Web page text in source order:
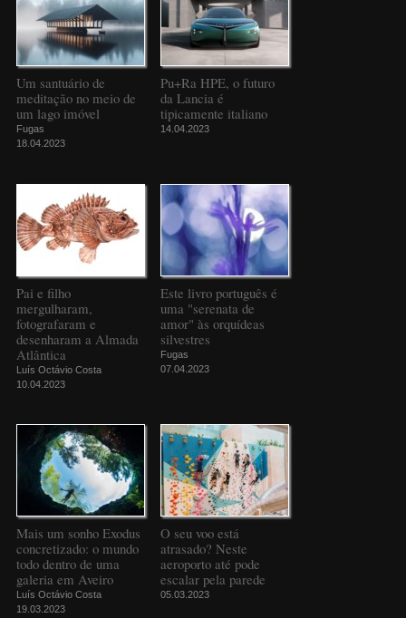
Um santuário de
meditação no meio de
um lago imóvel
Fugas
18.04.2023
Pu+Ra HPE, o futuro
da Lancia é
tipicamente italiano
14.04.2023
Pai e filho
mergulharam,
fotografaram e
desenharam a Almada
Atlântica
Luís Octávio Costa
10.04.2023
Este livro português é
uma "serenata de
amor" às orquídeas
silvestres
Fugas
07.04.2023
Mais um sonho Exodus
concretizado: o mundo
todo dentro de uma
galeria em Aveiro
Luís Octávio Costa
19.03.2023
O seu voo está
atrasado? Neste
aeroporto até pode
escalar pela parede
05.03.2023